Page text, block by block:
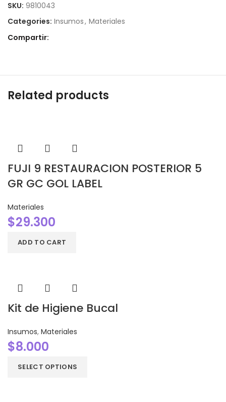
SKU: 9810043
Categories: Insumos, Materiales
Compartir
Related products
FUJI 9 RESTAURACION POSTERIOR 5
GR GC GOL LABEL
Materiales
$29.300
ADD TO CART
Kit de Higiene Bucal
Insumos, Materiales
$8.000
SELECT OPTIONS